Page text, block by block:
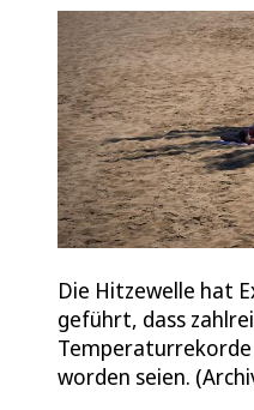
Die Hitzewelle hat
geführt, dass
worden seien.